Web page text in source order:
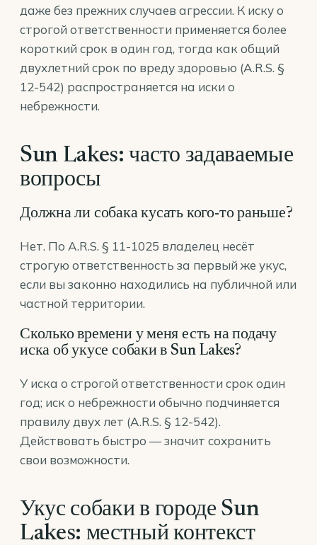
даже без прежних случаев агрессии. К иску о
строгой ответственности применяется более
короткий срок в один год, тогда как общий
двухлетний срок по вреду здоровью (A.R.S. §
12-542) распространяется на иски о
небрежности.
Sun Lakes: часто задаваемые
вопросы
Должна ли собака кусать кого-то раньше?
Нет. По A.R.S. § 11-1025 владелец несёт
строгую ответственность за первый же укус,
если вы законно находились на публичной или
частной территории.
Сколько времени у меня есть на подачу
иска об укусе собаки в Sun Lakes?
У иска о строгой ответственности срок один
год; иск о небрежности обычно подчиняется
правилу двух лет (A.R.S. § 12-542).
Действовать быстро — значит сохранить
свои возможности.
Укус собаки в городе Sun
Lakes: местный контекст